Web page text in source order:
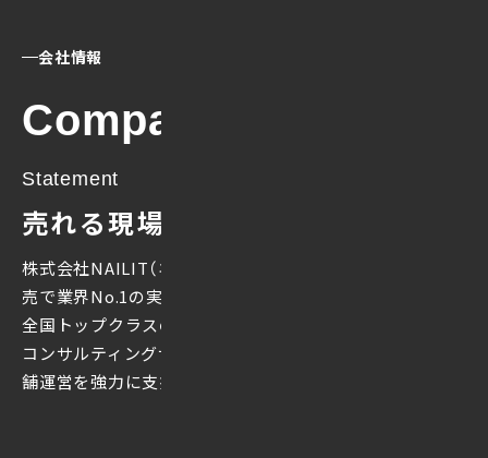
会社情報
Company
Statement
売れる現場を、
株式会社NAILIT（ネイリット）は、
売で業界No.1の実績を持ち、
全国トップクラスの販売力を誇ります。
コンサルティングサポートで、
舗運営を強力に支援します。